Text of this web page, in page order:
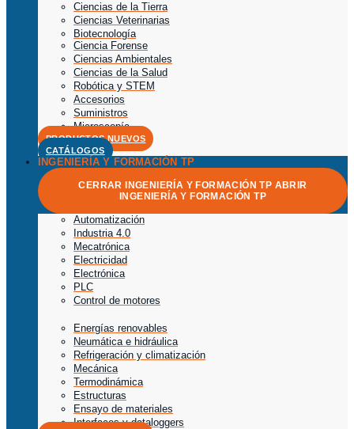
Ciencias de la Tierra
Ciencias Veterinarias
Biotecnología
Ciencia Forense
Ciencias Ambientales
Ciencias de la Salud
Robótica y STEM
Accesorios
Suministros
Microscopía
PRODUCTOS NUEVOS
CATÁLOGOS
INGENIERÍA Y FORMACIÓN TP
CERRAR INGENIERÍA Y FORMACIÓN TP ABRIR
INGENIERÍA Y FORMACIÓN TP
Automatización
Industria 4.0
Mecatrónica
Electricidad
Electrónica
PLC
Control de motores
Energías renovables
Neumática e hidráulica
Refrigeración y climatización
Mecánica
Termodinámica
Estructuras
Ensayo de materiales
Interfaces y dataloggers